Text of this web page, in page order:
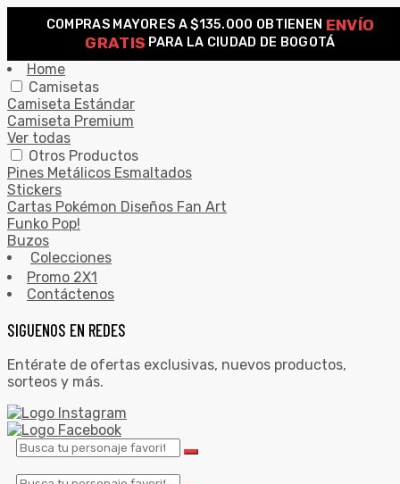
COMPRAS MAYORES A $135.000 OBTIENEN ENVÍO
GRATIS PARA LA CIUDAD DE BOGOTÁ
SEARCH
Home
Camisetas
Camiseta Estándar
Camiseta Premium
Ver todas
Otros Productos
Pines Metálicos Esmaltados
Stickers
Cartas Pokémon Diseños Fan Art
Funko Pop!
Buzos
Colecciones
Promo 2X1
Contáctenos
SIGUENOS EN REDES
Entérate de ofertas exclusivas, nuevos productos,
sorteos y más.